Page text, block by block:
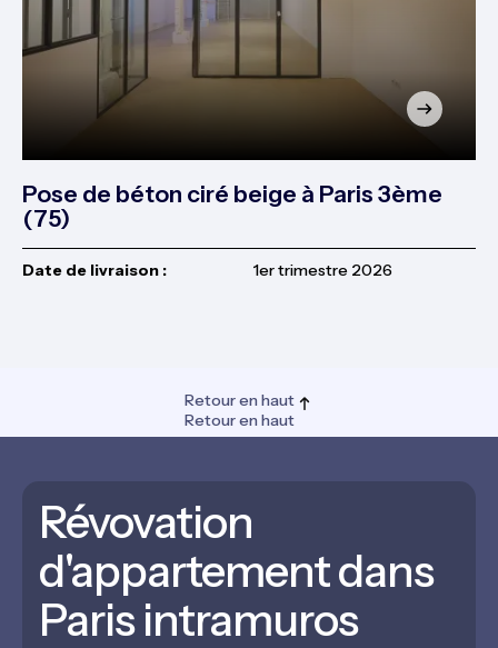
Pose de béton ciré beige à Paris 3ème
(75)
Date de livraison : 1er trimestre 2026
Retour en haut
Retour en haut
Révovation
d'appartement dans
Paris intramuros